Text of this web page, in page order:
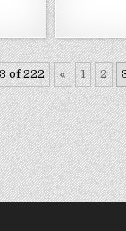
of 222 « 1 2